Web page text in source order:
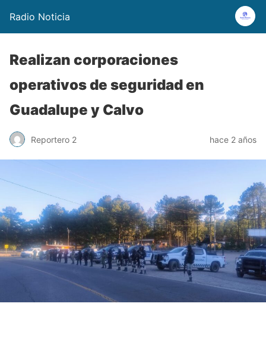
Radio Noticia
Realizan corporaciones
operativos de seguridad en
Guadalupe y Calvo
Reportero 2 hace 2 años